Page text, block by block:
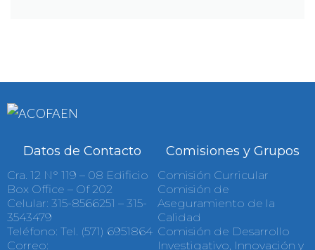
Datos de Contacto
Cra. 12 N° 119 – 08 Edificio
Box Office – Of 202
Celular: 315-8566251 – 315-
3543479
Teléfono: Tel. (571) 6951864
Correo:
Comisiones y Grupos
Comisión Curricular
Comisión de
Aseguramiento de la
Calidad
Comisión de Desarrollo
Investigativo, Innovación y